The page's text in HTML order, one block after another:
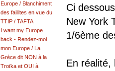
Ci
New York
1/6ème
En réalité,
Europe / Blanchiment
des faillites en vue du
TTIP / TAFTA
I want my Europe
back - Rendez-moi
mon Europe / La
Grèce dit NON à la
Troïka et OUI à